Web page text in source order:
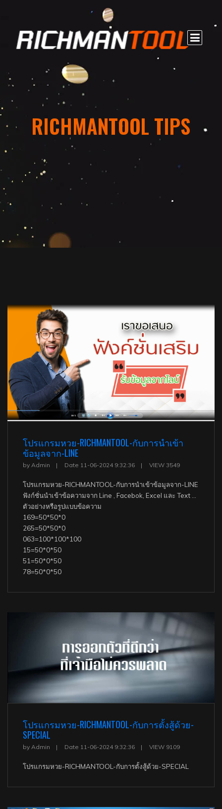
RICHMANTOOL TIPS
โปรแกรมหวย-RICHMANTOOL-กับการนำเข้า
ข้อมูลจาก-LINE
by Admin Date 11-06-2024 9:32:36 VIEW 3549
โปรแกรมหวย-RICHMANTOOL-กับการนำเข้าข้อมูลจาก-LINE
ฟังก์ชั่นนำเข้าข้อความจาก Line , Facebok, Excel และ Text สะดวก รวดเร็ว
ตัวอย่างหรือรูปแบบข้อความ
169=50*50*0
265=50*50*0
063=100*100*100
15=50*0*50
51=50*0*50
78=50*0*50
โปรแกรมหวย-RICHMANTOOL-กับการตั้งสู้ด้วย-
SPECIAL
by Admin Date 11-06-2024 9:32:36 VIEW 9109
โปรแกรมหวย-RICHMANTOOL-กับการตั้งสู้ด้วย-SPECIAL